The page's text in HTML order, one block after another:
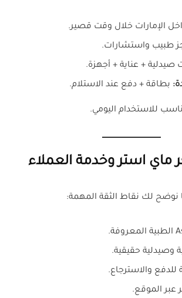
الإمارات خلال وقت قصير.
طبيب واستشارات.
صيدلية + عناية + أجهزة.
بطاقة + دفع عند الاستلام.
للاستخدام اليومي.
ماي استر وخدمة العملاء
نوضح لك نقاط الثقة المهمة:
وصيدلية حقيقية.
والاسترجاع.
عبر الموقع.